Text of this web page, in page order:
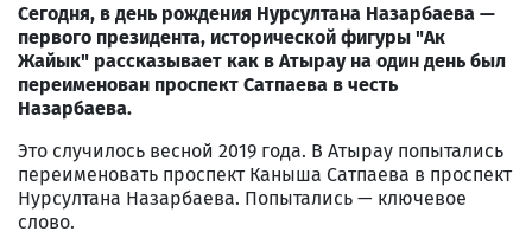
Сегодня, в день рождения Нурсултана Назарбаева —
первого президента, исторической фигуры "Ак
Жайык" рассказывает как в Атырау на один день был
переименован проспект Сатпаева в честь
Назарбаева.
Это случилось весной 2019 года. В Атырау попытались
переименовать проспект Каныша Сатпаева в проспект
Нурсултана Назарбаева. Попытались — ключевое
слово.